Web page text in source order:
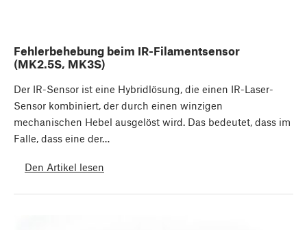
Fehlerbehebung beim IR-Filamentsensor
(MK2.5S, MK3S)
Der IR-Sensor ist eine Hybridlösung, die einen IR-Laser-
Sensor kombiniert, der durch einen winzigen
mechanischen Hebel ausgelöst wird. Das bedeutet, dass im
Falle, dass eine der…
Den Artikel lesen